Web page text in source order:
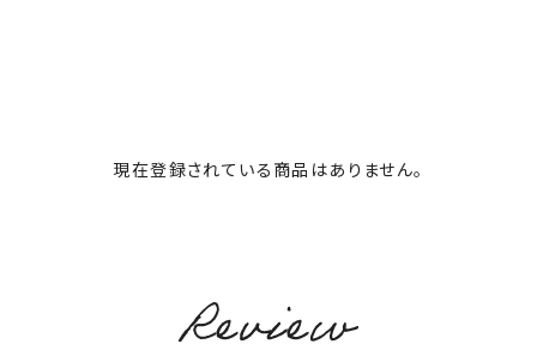
現在登録されている商品はありません。